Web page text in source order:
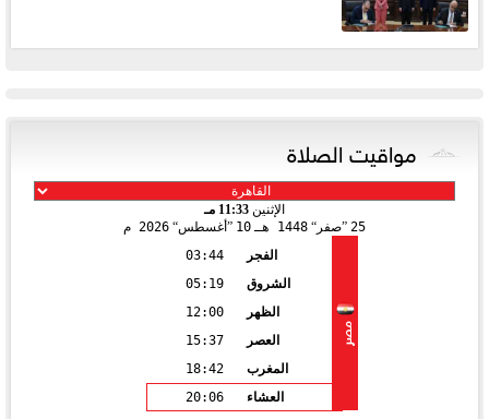
مواقيت الصلاة
الإثنين 11:33 مـ
25
صفر 1448 هـ 10 أغسطس 2026 م
مصر
الفجر
03:44
الشروق
05:19
الظهر
12:00
العصر
15:37
المغرب
18:42
العشاء
20:06